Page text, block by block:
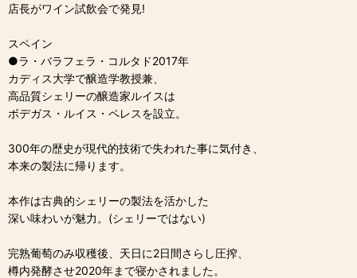
店長がワイン試飲会で発見!
スペイン
●ラ・バラフェラ・コルタド2017年
カディス大学で醸造学教授兼、
高品質シェリーの醸造家ルイスは
ボデガス・ルイス・ペレスを設立。
300年の歴史が現代的技術で失われた事に気付き、
本来の製法に帰ります。
本作は古典的シェリーの製法を活かした
深い味わいが魅力。(シェリーではない)
完熟葡萄のみ収穫後、天日に2日間さらし圧搾、
樽内発酵させ2020年まで寝かされました。